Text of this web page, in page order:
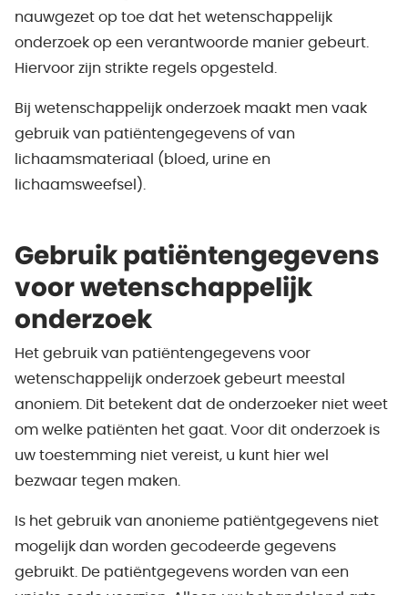
nauwgezet op toe dat het wetenschappelijk
onderzoek op een verantwoorde manier gebeurt.
Hiervoor zijn strikte regels opgesteld.
Bij wetenschappelijk onderzoek maakt men vaak
gebruik van patiëntengegevens of van
lichaamsmateriaal (bloed, urine en
lichaamsweefsel).
Gebruik patiëntengegevens
voor wetenschappelijk
onderzoek
Het gebruik van patiëntengegevens voor
wetenschappelijk onderzoek gebeurt meestal
anoniem. Dit betekent dat de onderzoeker niet weet
om welke patiënten het gaat. Voor dit onderzoek is
uw toestemming niet vereist, u kunt hier wel
bezwaar tegen maken.
Is het gebruik van anonieme patiëntgegevens niet
mogelijk dan worden gecodeerde gegevens
gebruikt. De patiëntgegevens worden van een